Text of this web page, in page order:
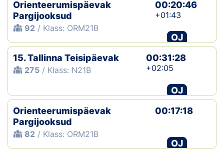
Orienteerumispäevak
Pargijooksud
92 / Klass: ORM21B
00:20:46
+01:43
OJ
15. Tallinna Teisipäevak
275 / Klass: N21B
00:31:28
+02:05
OJ
Orienteerumispäevak
Pargijooksud
82 / Klass: ORM21B
00:17:18
OJ